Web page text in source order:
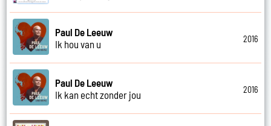
Paul De Leeuw
Ik hou van u
2016
Paul De Leeuw
Ik kan echt zonder jou
2016